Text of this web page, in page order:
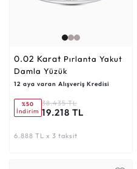
0.02 Karat
Damla Yüzük
12 aya varan Alışveriş Kredisi
%50
İndirim
38.435 TL
19.218 TL
6.888 TL x 3 taksit